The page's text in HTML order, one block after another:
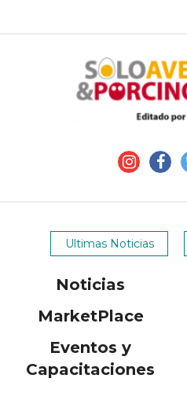
Ultimas Noticias
Noticias
MarketPlace
Eventos y
Capacitaciones